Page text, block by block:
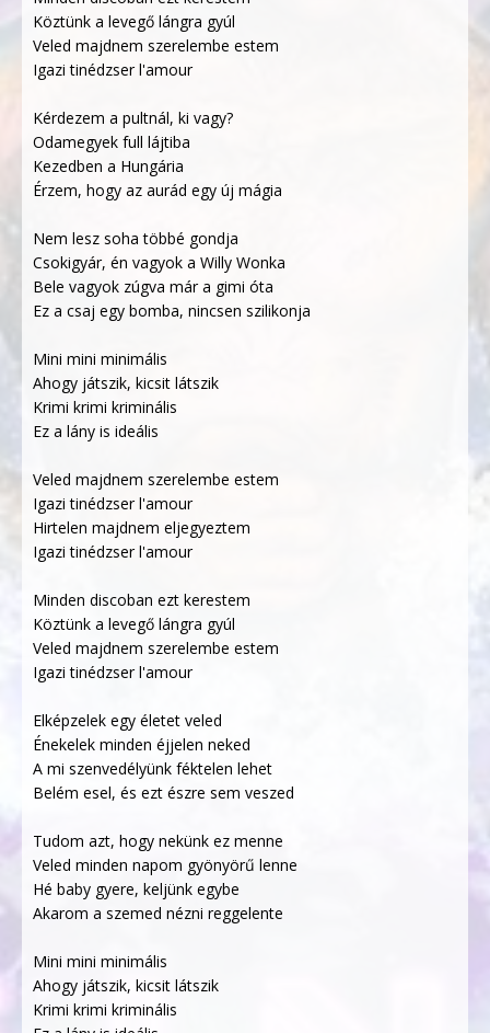
Köztünk a levegő lángra gyúl
Veled majdnem szerelembe estem
Igazi tinédzser l'amour
Kérdezem a pultnál, ki vagy?
Odamegyek full lájtiba
Kezedben a Hungária
Érzem, hogy az aurád egy új mágia
Nem lesz soha többé gondja
Csokigyár, én vagyok a Willy Wonka
Bele vagyok zúgva már a gimi óta
Ez a csaj egy bomba, nincsen szilikonja
Mini mini minimális
Ahogy játszik, kicsit látszik
Krimi krimi kriminális
Ez a lány is ideális
Veled majdnem szerelembe estem
Igazi tinédzser l'amour
Hirtelen majdnem eljegyeztem
Igazi tinédzser l'amour
Minden discoban ezt kerestem
Köztünk a levegő lángra gyúl
Veled majdnem szerelembe estem
Igazi tinédzser l'amour
Elképzelek egy életet veled
Énekelek minden éjjelen neked
A mi szenvedélyünk féktelen lehet
Belém esel, és ezt észre sem veszed
Tudom azt, hogy nekünk ez menne
Veled minden napom gyönyörű lenne
Hé baby gyere, keljünk egybe
Akarom a szemed nézni reggelente
Mini mini minimális
Ahogy játszik, kicsit látszik
Krimi krimi kriminális